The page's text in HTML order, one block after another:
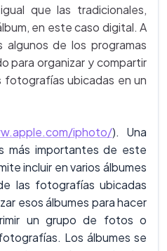
que las tradicionales,
en este caso digital. A
algunos de los programas
para organizar y compartir
ubicadas en un
iphoto/). Una
más importantes de este
incluir en varios álbumes
las fotografías ubicadas
esos álbumes para hacer
un grupo de fotos o
Los álbumes se